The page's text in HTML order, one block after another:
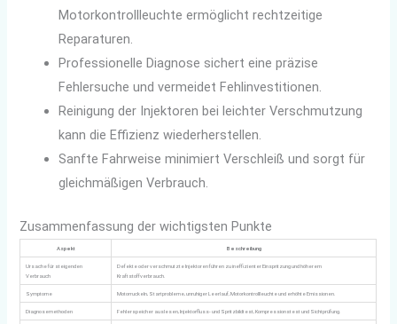
Motorkontrollleuchte ermöglicht rechtzeitige
Reparaturen.
Professionelle Diagnose sichert eine präzise
Fehlersuche und vermeidet Fehlinvestitionen.
Reinigung der Injektoren bei leichter Verschmutzung
kann die Effizienz wiederherstellen.
Sanfte Fahrweise minimiert Verschleiß und sorgt für
gleichmäßigen Verbrauch.
Zusammenfassung der wichtigsten Punkte
Aspekt Beschreibung
Ursache für steigenden
Verbrauch
Defekte oder verschmutzte Injektoren führen zu ineffizienter Einspritzung und höherem
Kraftstoffverbrauch.
Symptome Motorruckeln, Startprobleme, unruhiger Leerlauf, Motorkontrollleuchte und erhöhte Emissionen.
Diagnosemethoden Fehlerspeicher auslesen, Injektorfluss- und Spritzbildtest, Kompressionstest und Sichtprüfung.